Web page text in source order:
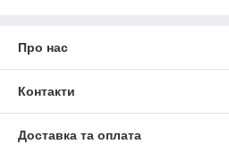
Про нас
Контакти
Доставка та оплата